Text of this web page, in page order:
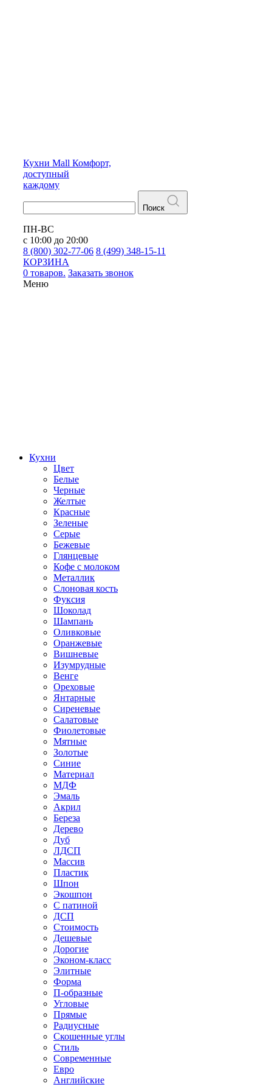
Кухни Mall Комфорт,
доступный
каждому
Поиск
ПН-ВС
с 10:00 до 20:00
8 (800) 302-77-06 8 (499) 348-15-11
КОРЗИНА
0 товаров. Заказать звонок
Меню
Кухни
Цвет
Белые
Черные
Желтые
Красные
Зеленые
Серые
Бежевые
Глянцевые
Кофе с молоком
Металлик
Слоновая кость
Фуксия
Шоколад
Шампань
Оливковые
Оранжевые
Вишневые
Изумрудные
Венге
Ореховые
Янтарные
Сиреневые
Салатовые
Фиолетовые
Мятные
Золотые
Синие
Материал
МДФ
Эмаль
Акрил
Береза
Дерево
Дуб
ЛДСП
Массив
Пластик
Шпон
Экошпон
С патиной
ДСП
Стоимость
Дешевые
Дорогие
Эконом-класс
Элитные
Форма
П-образные
Угловые
Прямые
Радиусные
Скошенные углы
Стиль
Современные
Евро
Английские